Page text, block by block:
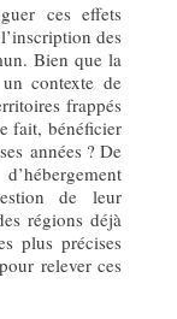
ces effets
des
Bien que la
contexte de
frappés
fait, bénéficier
années ? De
de leur
régions déjà
plus précises
relever ces